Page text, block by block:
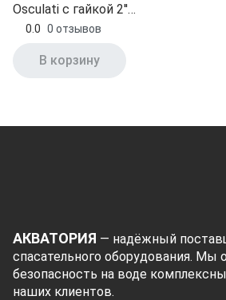
Osculati с гайкой 2''
пластик (17.322.05)
0.0 0 отзывов
В корзину
АКВАТОРИЯ — надёжный
спасательного оборудования. Мы
безопасность на воде
наших клиентов.